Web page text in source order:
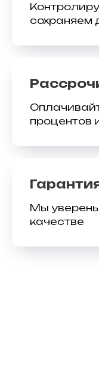
сохраняем
процентов
Мы
качестве